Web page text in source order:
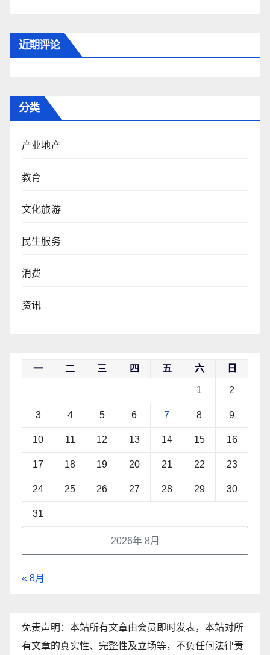
近期评论
分类
产业地产
教育
文化旅游
民生服务
消费
资讯
2026年 8月
一 二 三 四 五 六 日
1 2
3 4 5 6 7 8 9
10 11 12 13 14 15 16
17 18 19 20 21 22 23
24 25 26 27 28 29 30
31
« 8月
免责声明：本站所有文章由会员即时发表，本站对所
有文章的真实性、完整性及立场等，不负任何法律责